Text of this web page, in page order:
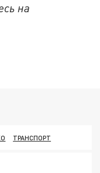
на
ТРАНСПОРТ